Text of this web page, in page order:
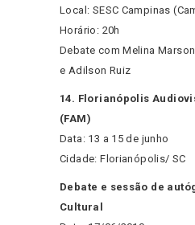
Local: SESC Campinas
Horário: 20h
Debate com Melina
e Adilson Ruiz
14. Florianópolis
(FAM)
Data: 13 a 15 de junho
Cidade: Florianópolis/ SC
Debate e sessão de
Cultural